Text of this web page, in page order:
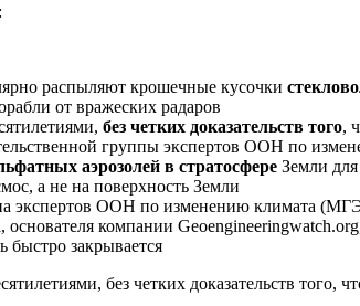
распыляют крошечные кусочки
от вражеских радаров
без четких доказательств того,
группы экспертов ООН по
аэрозолей в стратосфере Земли
а не на поверхность Земли
экспертов ООН по изменению климата
компании
быстро закрывается
без четких доказательств